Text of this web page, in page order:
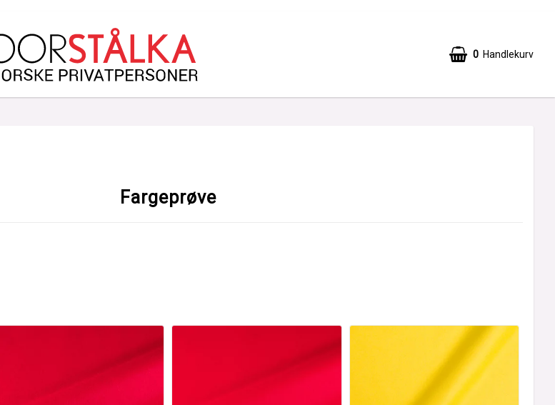
0 Handlekurv
Fargeprøve